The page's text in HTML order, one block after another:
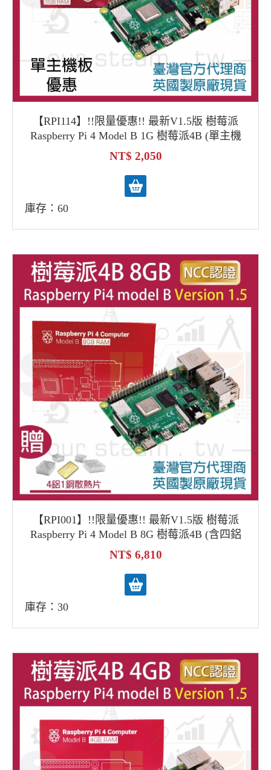
【RPI114】!!限量優惠!! 最新V1.5版 樹莓派
Raspberry Pi 4 Model B 1G 樹莓派4B (單主機
板優惠)
2,050
庫存：60
【RPI001】!!限量優惠!! 最新V1.5版 樹莓派
Raspberry Pi 4 Model B 8G 樹莓派4B (含四鋁
一銅散熱片)
6,810
庫存：30